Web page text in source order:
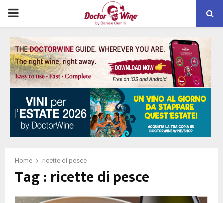
PRIMARY
MENU
Home ricette di pesce
Tag : ricette di pesce